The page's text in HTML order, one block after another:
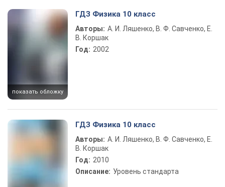
показать обложку
ГДЗ Физика 10 класс
Авторы: А. И. Ляшенко, В. Ф. Савченко, Е.
В. Коршак
Год: 2002
ГДЗ Физика 10 класс
Авторы: А. И. Ляшенко, В. Ф. Савченко, Е.
В. Коршак
Год: 2010
Описание: Уровень стандарта